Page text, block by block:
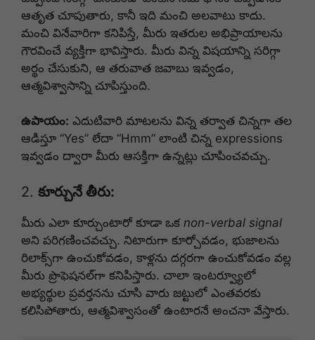
ఆతృత చూపుతారు, కానీ ఇది మంచి అలవాటు కాదు.
మంచి వినేవారిగా కనిపిస్తే, మీరు ఇతరుల అభిప్రాయాలను
గౌరవించే వ్యక్తిగా భావిస్తారు. మీరు విన్న విషయాన్ని సరిగ్గా
అర్థం చేసుకుని, ఆ తరువాత జవాబు ఇవ్వడం,
ఆత్మవిశ్వాసాన్ని చూపిస్తుంది.
ఉపాయం: ఎదుటివారి మాటలను విన్న తర్వాత చిన్నగా తల
ఆడిస్తూ “Yes” లేదా “Hmm” లాంటి చిన్న expressions
ఇవ్వడం ద్వారా మీరు ఆసక్తిగా ఉన్నట్లు చూపించవచ్చు.
2. కూర్చునే తీరు:
మీరు ఎలా కూర్చుంటారో కూడా ఒక non-verbal signal
అని పరిగణించవచ్చు. నిటారుగా కూర్చోవడం, భుజాలను
రిలాక్స్‌గా ఉంచుకోవడం, కాళ్లను దగ్గరగా ఉంచుకోవడం వల్ల
మీరు ప్రొఫెషనల్‌గా కనిపిస్తారు. చాలా ఇంటర్వ్యూలో
అభ్యర్థుల ప్రవర్తనను చూసి వారు జట్టులో ఎంతవరకు
కలిసిపోతారు, ఆత్మవిశ్వాసంతో ఉంటారనే అంచనా వేస్తారు.